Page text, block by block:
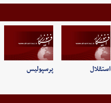
استقلال پرسپولیس